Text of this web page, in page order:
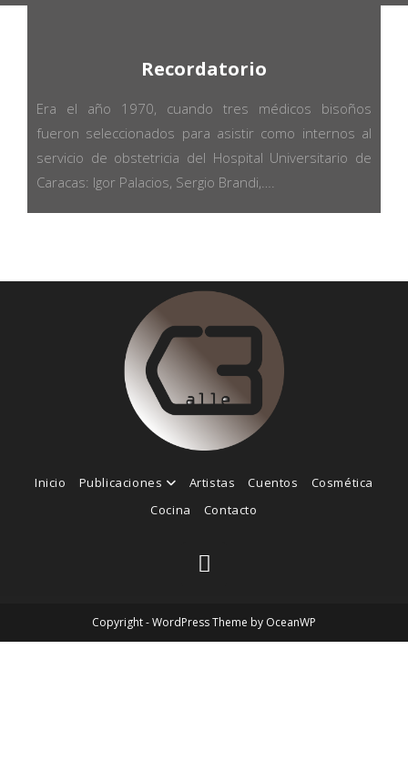
Recordatorio
Era el año 1970, cuando tres médicos bisoños
fueron seleccionados para asistir como internos al
servicio de obstetricia del Hospital Universitario de
Caracas: Igor Palacios, Sergio Brandi,….
Inicio Publicaciones Artistas Cuentos
Cosmética
Cocina
Contacto
Copyright - WordPress Theme by OceanWP